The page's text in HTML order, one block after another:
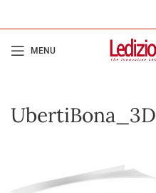
MENU
UbertiBona_3D